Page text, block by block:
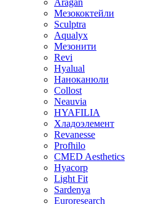
Aragan
Мезококтейли
Sculptra
Aqualyx
Мезонити
Revi
Hyalual
Наноканюли
Collost
Neauvia
HYAFILIA
Хладоэлемент
Revanesse
Profhilo
CMED Aesthetics
Hyacorp
Light Fit
Sardenya
Euroresearch